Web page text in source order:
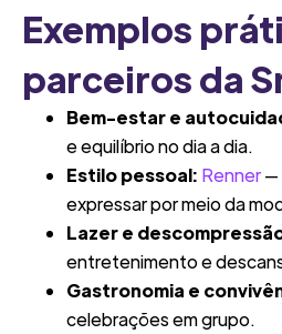
Exemplos
parceiros da
Bem-estar e
e equilíbrio no dia a dia.
Estilo pessoal: Renner—
expressar por meio da
Lazer e
entretenimento e
Gastronomia e
celebrações em grupo.